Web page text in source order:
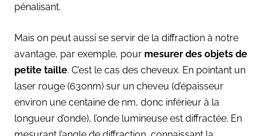
pénalisant.
Mais on peut aussi se servir de la diffraction à notre
avantage, par exemple, pour mesurer des objets de
petite taille. C’est le cas des cheveux. En pointant un
laser rouge (630nm) sur un cheveu (d’épaisseur
environ une centaine de nm, donc inférieur à la
longueur d’onde), l’onde lumineuse est diffractée. En